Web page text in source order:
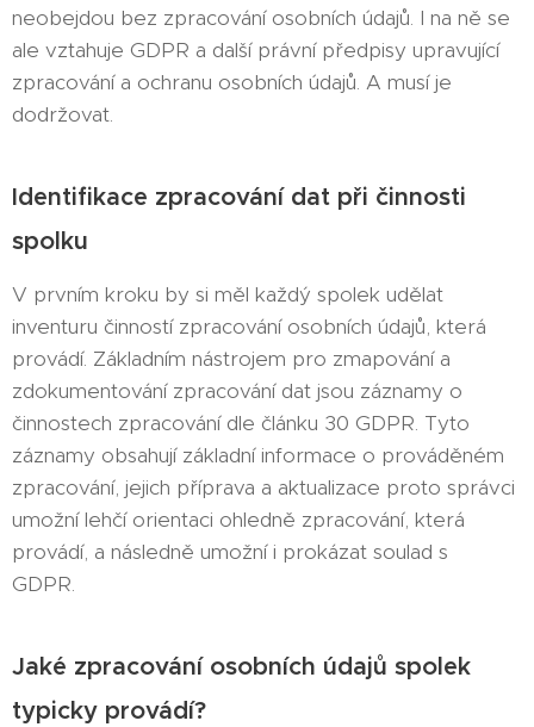
neobejdou bez zpracování osobních údajů. I na ně se
ale vztahuje GDPR a další právní předpisy upravující
zpracování a ochranu osobních údajů. A musí je
dodržovat.
Identifikace zpracování dat při činnosti
spolku
V prvním kroku by si měl každý spolek udělat
inventuru činností zpracování osobních údajů, která
provádí. Základním nástrojem pro zmapování a
zdokumentování zpracování dat jsou záznamy o
činnostech zpracování dle článku 30 GDPR. Tyto
záznamy obsahují základní informace o prováděném
zpracování, jejich příprava a aktualizace proto správci
umožní lehčí orientaci ohledně zpracování, která
provádí, a následně umožní i prokázat soulad s
GDPR.
Jaké zpracování osobních údajů spolek
typicky provádí?